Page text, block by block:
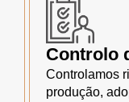
Controlo
Controlamos
produção,